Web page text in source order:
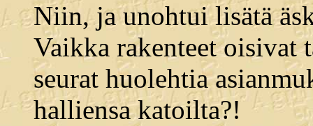
Niin, ja unohtui lisätä
Vaikka rakenteet oisivat
seurat huolehtia
halliensa katoilta?!